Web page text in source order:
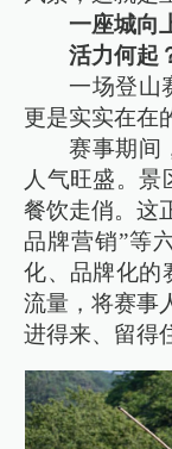
一座城向
活力何起
一场登山
更是实实在在
赛事期间
人气旺盛。
餐饮走俏。这
品牌营销”等
化、品牌化的
流量，将赛事
进得来、留得